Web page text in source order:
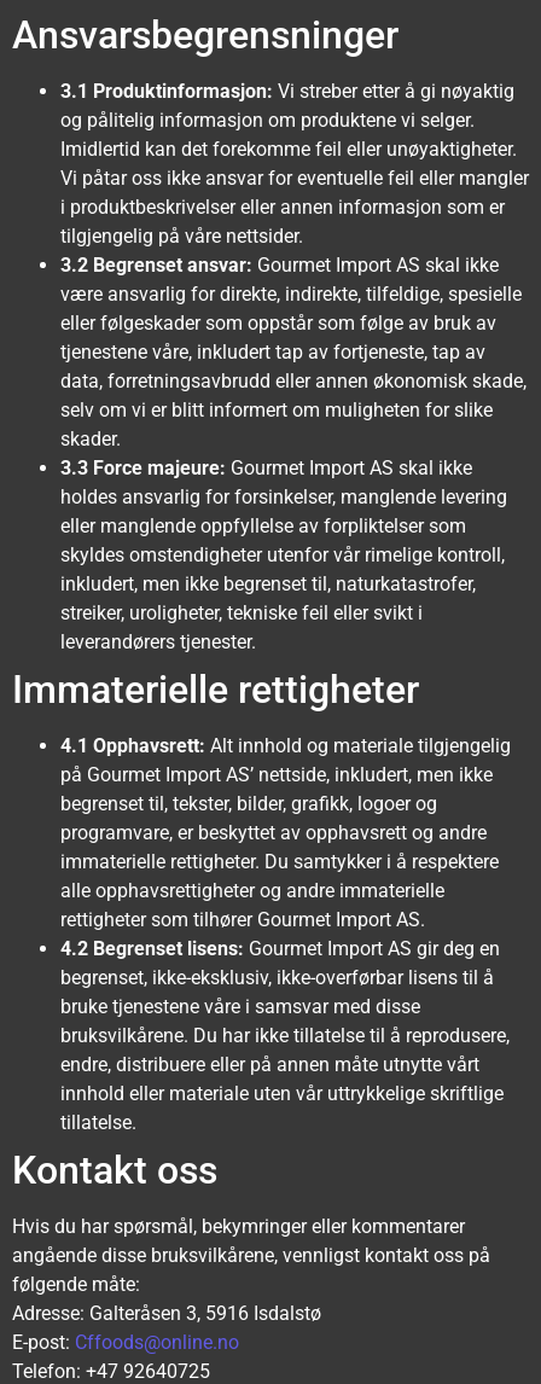
Ansvarsbegrensninger
3.1 Produktinformasjon: Vi streber etter å gi nøyaktig
og pålitelig informasjon om produktene vi selger.
Imidlertid kan det forekomme feil eller unøyaktigheter.
Vi påtar oss ikke ansvar for eventuelle feil eller mangler
i produktbeskrivelser eller annen informasjon som er
tilgjengelig på våre nettsider.
3.2 Begrenset ansvar: Gourmet Import AS skal ikke
være ansvarlig for direkte, indirekte, tilfeldige, spesielle
eller følgeskader som oppstår som følge av bruk av
tjenestene våre, inkludert tap av fortjeneste, tap av
data, forretningsavbrudd eller annen økonomisk skade,
selv om vi er blitt informert om muligheten for slike
skader.
3.3 Force majeure: Gourmet Import AS skal ikke
holdes ansvarlig for forsinkelser, manglende levering
eller manglende oppfyllelse av forpliktelser som
skyldes omstendigheter utenfor vår rimelige kontroll,
inkludert, men ikke begrenset til, naturkatastrofer,
streiker, uroligheter, tekniske feil eller svikt i
leverandørers tjenester.
Immaterielle rettigheter
4.1 Opphavsrett: Alt innhold og materiale tilgjengelig
på Gourmet Import AS’ nettside, inkludert, men ikke
begrenset til, tekster, bilder, grafikk, logoer og
programvare, er beskyttet av opphavsrett og andre
immaterielle rettigheter. Du samtykker i å respektere
alle opphavsrettigheter og andre immaterielle
rettigheter som tilhører Gourmet Import AS.
4.2 Begrenset lisens: Gourmet Import AS gir deg en
begrenset, ikke-eksklusiv, ikke-overførbar lisens til å
bruke tjenestene våre i samsvar med disse
bruksvilkårene. Du har ikke tillatelse til å reprodusere,
endre, distribuere eller på annen måte utnytte vårt
innhold eller materiale uten vår uttrykkelige skriftlige
tillatelse.
Kontakt oss
Hvis du har spørsmål, bekymringer eller kommentarer
angående disse bruksvilkårene, vennligst kontakt oss på
følgende måte:
Adresse: Galteråsen 3, 5916 Isdalstø
E-post: Cffoods@online.no
Telefon: +47 92640725